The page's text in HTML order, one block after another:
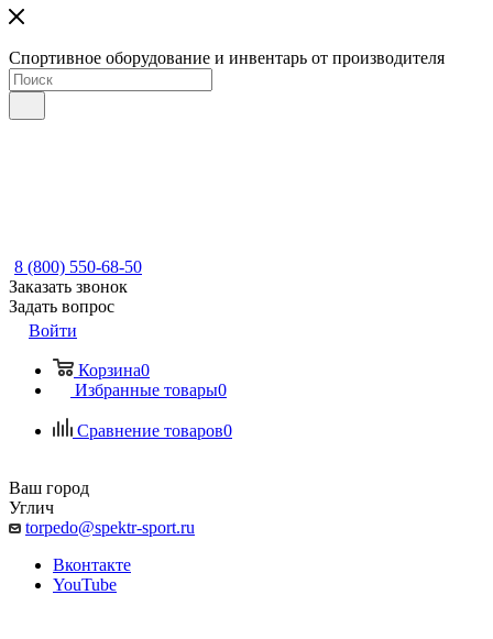
Спортивное оборудование и инвентарь от производителя
8 (800) 550-68-50
Заказать звонок
Задать вопрос
Войти
Корзина0
Избранные товары0
Сравнение товаров0
Ваш город
Углич
torpedo@spektr-sport.ru
Вконтакте
YouTube